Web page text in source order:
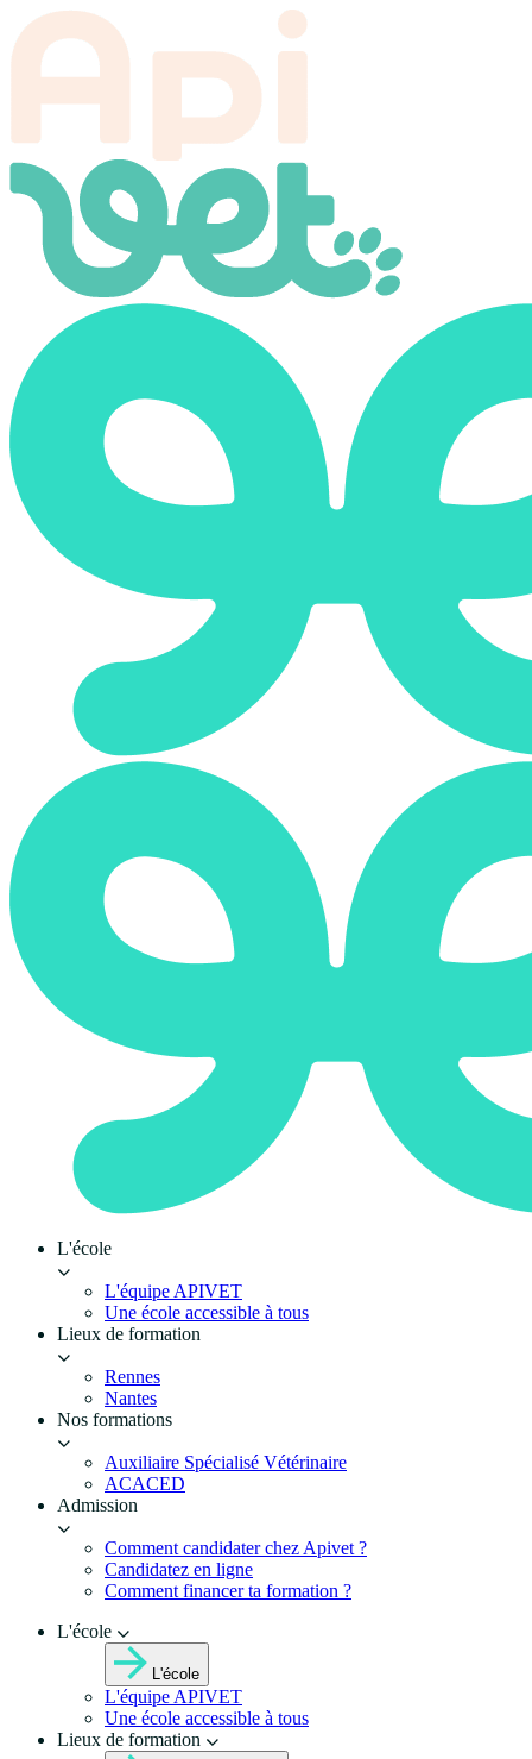
L'école
L'équipe APIVET
Une école accessible à tous
Lieux de formation
Rennes
Nantes
Nos formations
Auxiliaire Spécialisé Vétérinaire
ACACED
Admission
Comment candidater chez Apivet ?
Candidatez en ligne
Comment financer ta formation ?
L'école
L'école
L'équipe APIVET
Une école accessible à tous
Lieux de formation